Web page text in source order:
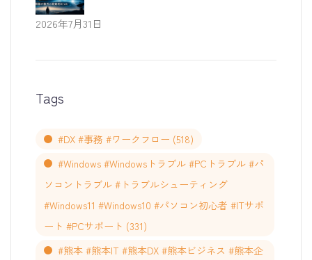
2026年7月31日
Tags
#DX #事務 #ワークフロー (518)
#Windows #Windowsトラブル #PCトラブル #パ
ソコントラブル #トラブルシューティング
#Windows11 #Windows10 #パソコン初心者 #ITサポ
ート #PCサポート (331)
#熊本 #熊本IT #熊本DX #熊本ビジネス #熊本企